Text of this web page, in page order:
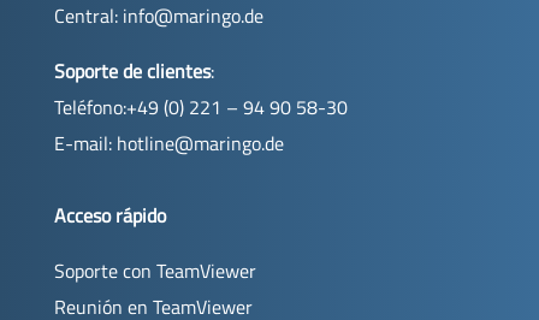
Central: info@maringo.de
Soporte de clientes:
Teléfono:+49 (0) 221 – 94 90 58-30
E-mail: hotline@maringo.de
Acceso rápido
Soporte con TeamViewer
Reunión en TeamViewer